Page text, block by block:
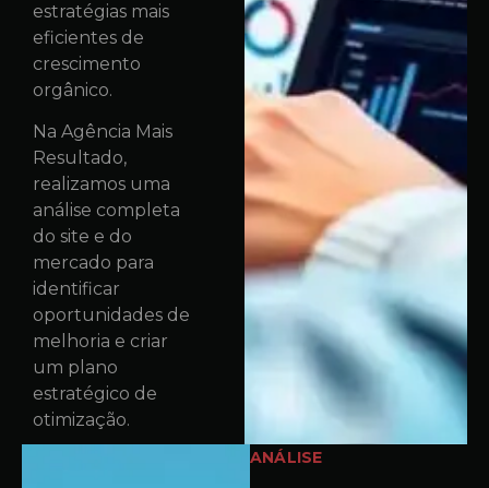
estratégias mais
eficientes de
crescimento
orgânico.
Na Agência Mais
Resultado,
realizamos uma
análise completa
do site e do
mercado para
identificar
oportunidades de
melhoria e criar
um plano
estratégico de
otimização.
ANÁLISE